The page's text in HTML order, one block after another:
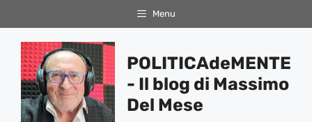
al
contenuto
Menu
POLITICAdeMENTE
- Il blog di Massimo
Del Mese